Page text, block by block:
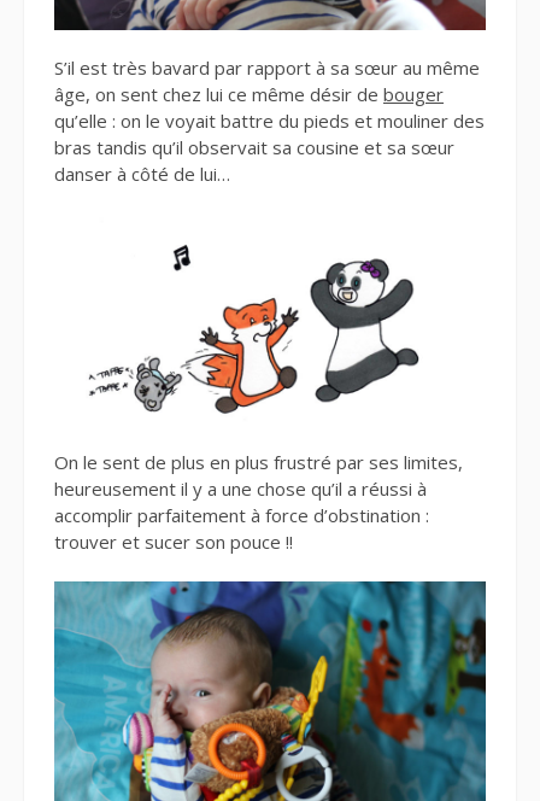
S’il est très bavard par rapport à sa sœur au même
âge, on sent chez lui ce même désir de bouger
qu’elle : on le voyait battre du pieds et mouliner des
bras tandis qu’il observait sa cousine et sa sœur
danser à côté de lui…
On le sent de plus en plus frustré par ses limites,
heureusement il y a une chose qu’il a réussi à
accomplir parfaitement à force d’obstination :
trouver et sucer son pouce !!